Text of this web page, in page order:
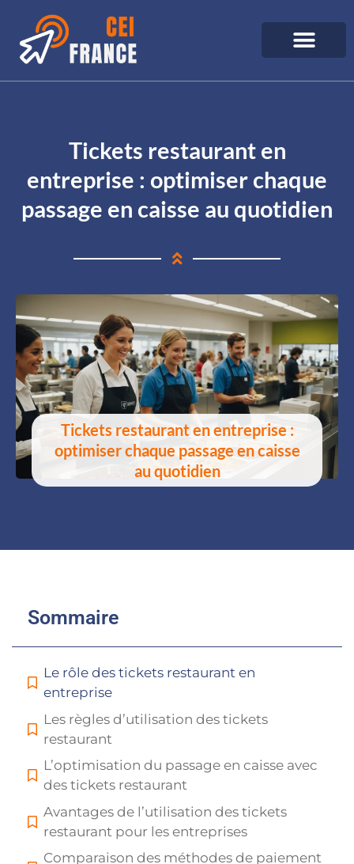
Tickets restaurant en
entreprise : optimiser chaque
passage en caisse au quotidien
Tickets restaurant en entreprise :
optimiser chaque passage en caisse
au quotidien
Sommaire
Le rôle des tickets restaurant en
entreprise
Les règles d’utilisation des tickets
restaurant
L’optimisation du passage en caisse avec
des tickets restaurant
Avantages de l’utilisation des tickets
restaurant pour les entreprises
Comparaison des méthodes de paiement